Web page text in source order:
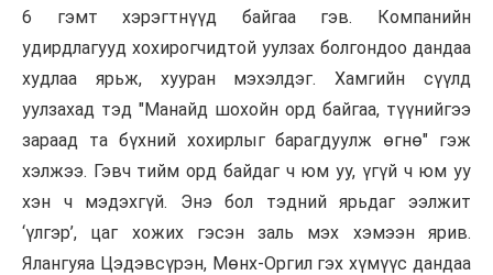
6 гэмт хэрэгтнүүд байгаа гэв. Компанийн
удирдлагууд хохирогчидтой уулзах болгондоо дандаа
худлаа ярьж, хууран мэхэлдэг. Хамгийн сүүлд
уулзахад тэд "Манайд шохойн орд байгаа, түүнийгээ
зараад та бүхний хохирлыг барагдуулж өгнө" гэж
хэлжээ. Гэвч тийм орд байдаг ч юм уу, үгүй ч юм уу
хэн ч мэдэхгүй. Энэ бол тэдний ярьдаг ээлжит
‘үлгэр’, цаг хожих гэсэн заль мэх хэмээн ярив.
Ялангуяа Цэдэвсүрэн, Мөнх-Оргил гэх хүмүүс дандаа